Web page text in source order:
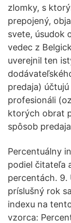
zlomky, s
prepojený,
svete, úsudok
vedec z
uverejnil ten
predaja)
profesionáli
ktorých obrat
spôsob
Percentuálny
podiel čitateľa
percentách. 9.
príslušný rok
indexu na
vzorca: